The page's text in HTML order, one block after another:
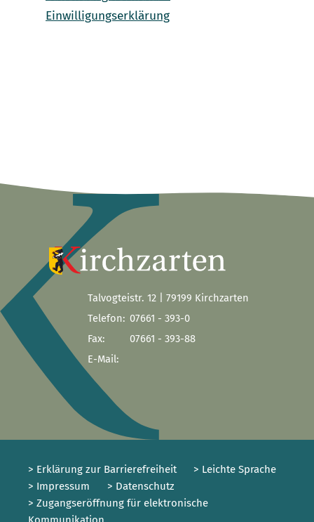
Einwilligungserklärung
Talvogteistr. 12 | 79199 Kirchzarten
Telefon: 07661 - 393-0
Fax:
07661 - 393-88
E-Mail:
> Erklärung zur Barrierefreiheit
> Leichte Sprache
> Impressum
> Datenschutz
> Zugangseröffnung für elektronische